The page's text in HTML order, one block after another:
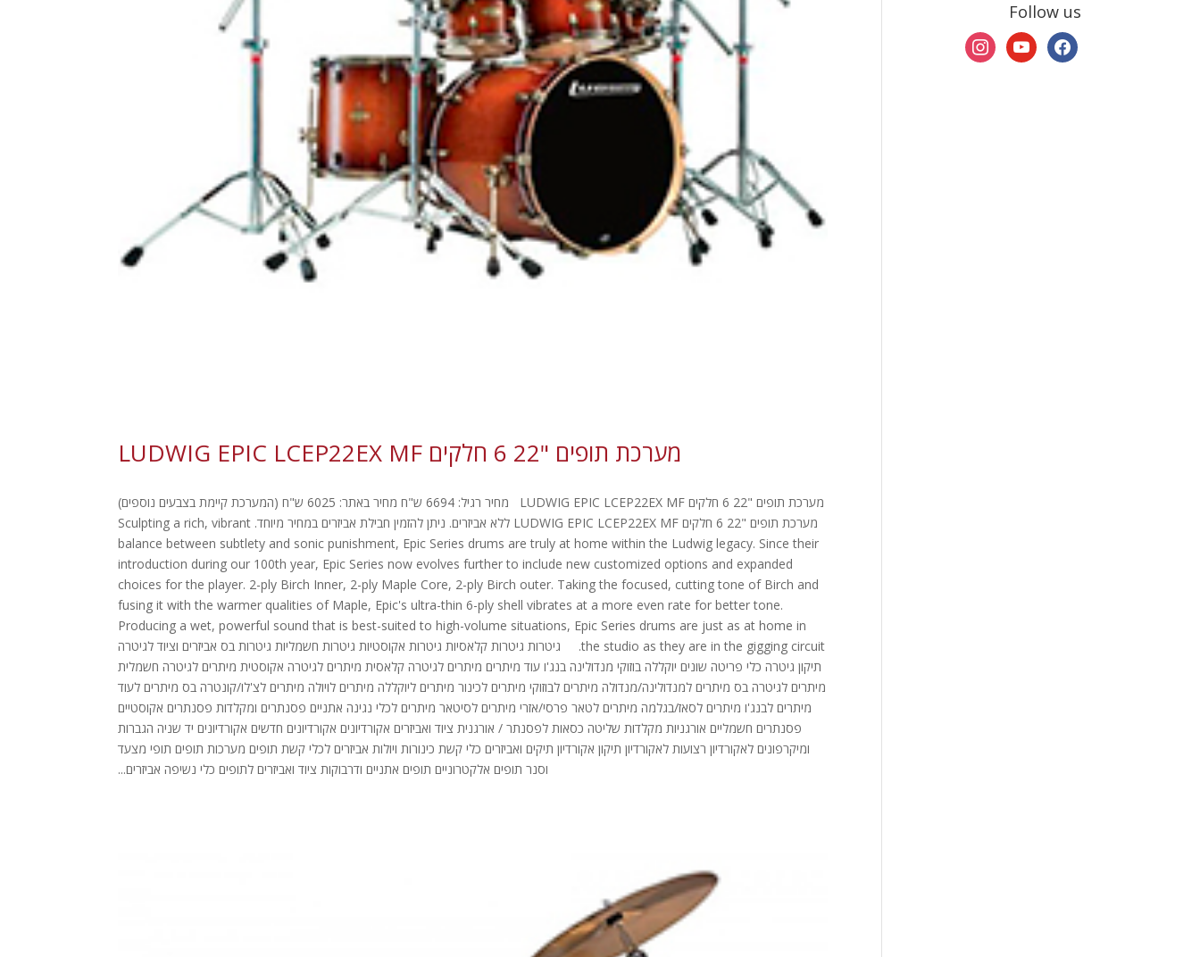
מערכת תופים "22 6 חלקים LUDWIG EPIC LCEP22EX MF
מערכת תופים "22 6 חלקים LUDWIG EPIC LCEP22EX MF מחיר רגיל: 6694 ש"ח מחיר באתר: 6025 ש"ח (המערכת קיימת בצבעים נוספים)
מערכת תופים "22 6 חלקים LUDWIG EPIC LCEP22EX MF ללא אביזרים. ניתן להזמין חבילת אביזרים במחיר מיוחד. Sculpting a rich, vibrant
balance between subtlety and sonic punishment, Epic Series drums are truly at home within the Ludwig legacy. Since their
introduction during our 100th year, Epic Series now evolves further to include new customized options and expanded
choices for the player. 2-ply Birch Inner, 2-ply Maple Core, 2-ply Birch outer. Taking the focused, cutting tone of Birch and
fusing it with the warmer qualities of Maple, Epic's ultra-thin 6-ply shell vibrates at a more even rate for better tone.
Producing a wet, powerful sound that is best-suited to high-volume situations, Epic Series drums are just as at home in
the studio as they are in the gigging circuit. גיטרות גיטרות קלאסיות גיטרות אקוסטיות גיטרות חשמליות גיטרות בס אביזרים וציוד לגיטרה
תיקון גיטרה כלי פריטה שונים יוקללה בוזוקי מנדולינה בנג'ו עוד מיתרים מיתרים לגיטרה קלאסית מיתרים לגיטרה אקוסטית מיתרים לגיטרה חשמלית
מיתרים לגיטרה בס מיתרים למנדולינה/מנדולה מיתרים לבוזוקי מיתרים לכינור מיתרים ליוקללה מיתרים לויולה מיתרים לצ'לו/קונטרה בס מיתרים לעוד
מיתרים לבנג'ו מיתרים לסאז/בגלמה מיתרים לטאר פרסי/אזרי מיתרים לסיטאר מיתרים לכלי נגינה אתניים פסנתרים ומקלדות פסנתרים אקוסטיים
פסנתרים חשמליים אורגניות מקלדות שליטה כסאות לפסנתר / אורגנית ציוד ואביזרים אקורדיונים אקורדיונים חדשים אקורדיונים יד שניה הגברות
ומיקרפונים לאקורדיון רצועות לאקורדיון תיקון אקורדיון תיקים ואביזרים כלי קשת כינורות ויולות אביזרים לכלי קשת תופים מערכות תופים תופי מצעד
וסנר תופים אלקטרוניים תופים אתניים ודרבוקות ציוד ואביזרים לתופים כלי נשיפה אביזרים...
Follow us
facebook
youtube
instagram